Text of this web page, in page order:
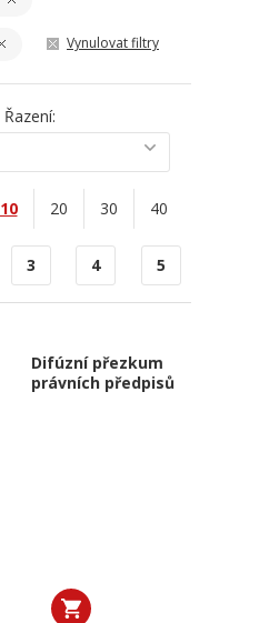
Vynulovat filtry
Řazení:
10 20 30 40
3 4 5
Difúzní přezkum
právních předpisů